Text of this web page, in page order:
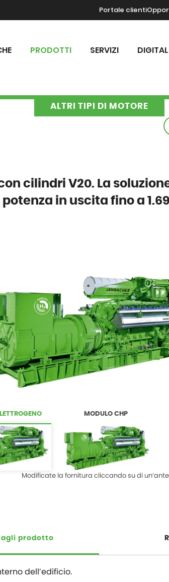
Portale clienti
PRODOTTI SERVIZI
ALTRI TIPI DI MOTORE
cilindri V20. La
in uscita fino a
MODULO CHP
Modificate la fornitura cliccando su di
prodotto
dell’edificio.